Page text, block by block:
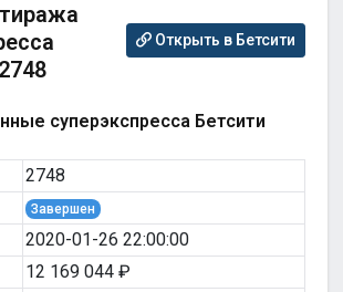
Открыть в Бетсити
суперэкспресса Бетсити
2748
Завершен
2020-01-26 22:00:00
12 169 044 ₽